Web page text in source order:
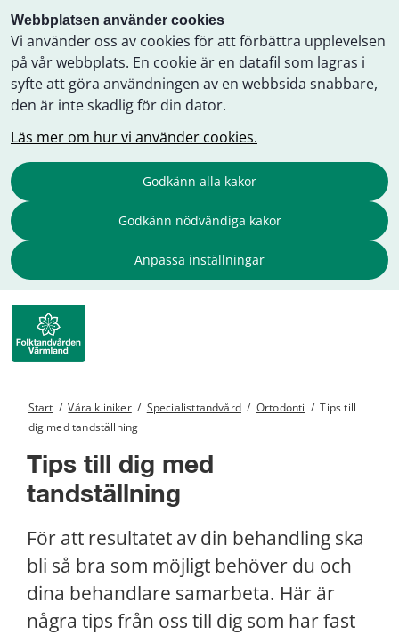
Webbplatsen använder cookies
Vi använder oss av cookies för att förbättra upplevelsen
på vår webbplats. En cookie är en datafil som lagras i
syfte att göra användningen av en webbsida snabbare,
den är inte skadlig för din dator.
Läs mer om hur vi använder cookies.
Godkänn alla kakor
Godkänn nödvändiga kakor
Anpassa inställningar
Start / Våra kliniker / Specialisttandvård / Ortodonti / Tips till
dig med tandställning
Tips till dig med
tandställning
För att resultatet av din behandling ska
bli så bra som möjligt behöver du och
dina behandlare samarbeta. Här är
några tips från oss till dig som har fast